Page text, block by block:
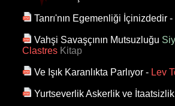
Tanrı'nın Egemenliği İçinizdedir -
Vahşi Savaşçının Mutsuzluğu
Clastres Kitap
Ve Işık Karanlıkta Parlıyor - Lev
Yurtseverlik Askerlik ve